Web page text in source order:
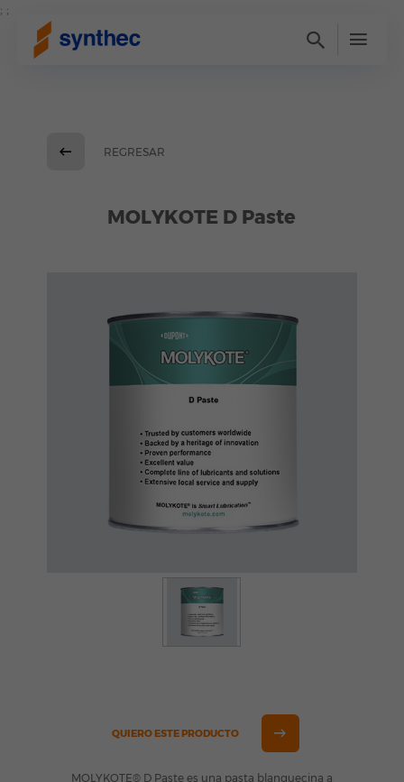
; ;
REGRESAR
MOLYKOTE D Paste
QUIERO ESTE PRODUCTO
MOLYKOTE® D Paste es una pasta blanquecina a